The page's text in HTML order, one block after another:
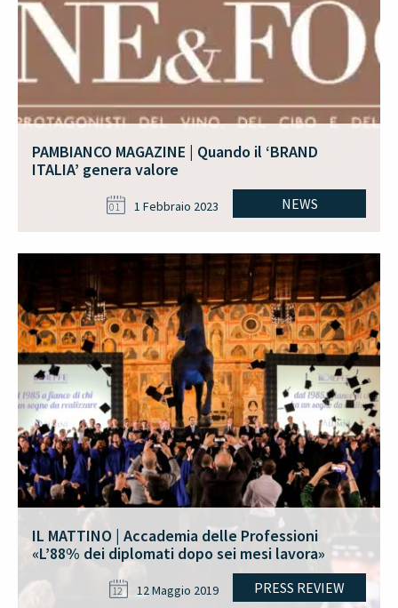
PAMBIANCO MAGAZINE | Quando il ‘BRAND
ITALIA’ genera valore
NEWS
01 1 Febbraio 2023
IL MATTINO | Accademia delle Professioni
«L’88% dei diplomati dopo sei mesi lavora»
PRESS REVIEW
12 12 Maggio 2019